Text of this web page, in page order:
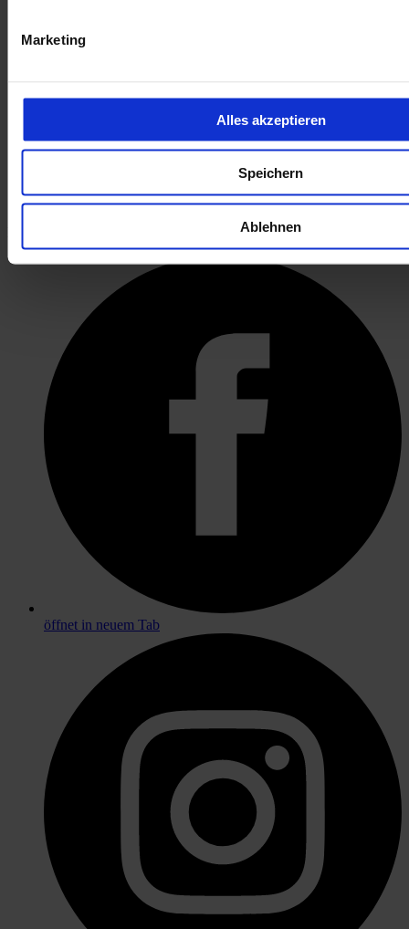
Marketing
Alles akzeptieren
Speichern
Ablehnen
öffnet in neuem Tab
öffnet in neuem Tab